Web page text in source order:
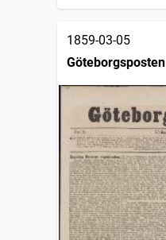
1859-03-05
Göteborgsposten